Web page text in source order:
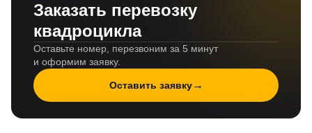
Заказать перевозку
квадроцикла
Оставьте номер, перезвоним за 5 минут
и оформим заявку.
Оставить заявку→